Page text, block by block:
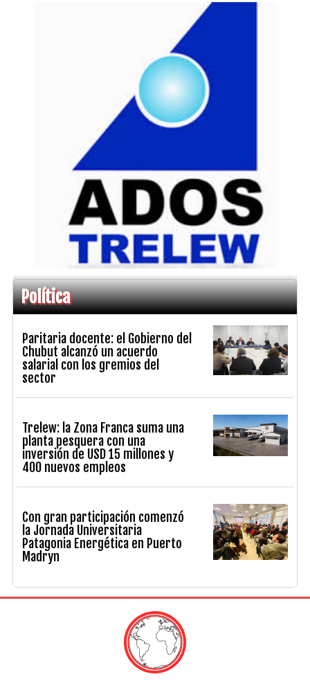
Política
Paritaria docente: el Gobierno del
Chubut alcanzó un acuerdo
salarial con los gremios del
sector
Trelew: la Zona Franca suma una
planta pesquera con una
inversión de USD 15 millones y
400 nuevos empleos
Con gran participación comenzó
la Jornada Universitaria
Patagonia Energética en Puerto
Madryn